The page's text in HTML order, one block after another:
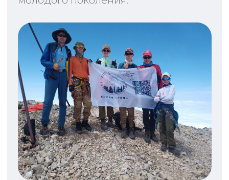
SP Medvedev A. A. EIN:
774324863390
© Enjoy Robotics, 2024.. All
rights reserved
Договор-оферта аренды оборудования
Договор-оферта